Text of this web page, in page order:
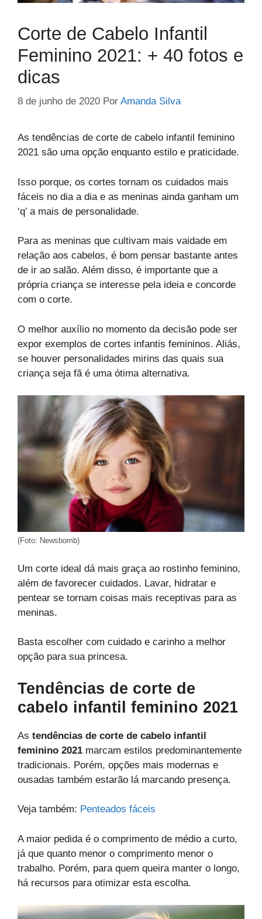
Corte de Cabelo Infantil
Feminino 2021: + 40 fotos e
dicas
8 de junho de 2020 Por Amanda Silva
As tendências de corte de cabelo infantil feminino
2021 são uma opção enquanto estilo e praticidade.
Isso porque, os cortes tornam os cuidados mais
fáceis no dia a dia e as meninas ainda ganham um
‘q’ a mais de personalidade.
Para as meninas que cultivam mais vaidade em
relação aos cabelos, é bom pensar bastante antes
de ir ao salão. Além disso, é importante que a
própria criança se interesse pela ideia e concorde
com o corte.
O melhor auxílio no momento da decisão pode ser
expor exemplos de cortes infantis femininos. Aliás,
se houver personalidades mirins das quais sua
criança seja fã é uma ótima alternativa.
(Foto: Newsbomb)
Um corte ideal dá mais graça ao rostinho feminino,
além de favorecer cuidados. Lavar, hidratar e
pentear se tornam coisas mais receptivas para as
meninas.
Basta escolher com cuidado e carinho a melhor
opção para sua princesa.
Tendências de corte de
cabelo infantil feminino 2021
As tendências de corte de cabelo infantil
feminino 2021 marcam estilos predominantemente
tradicionais. Porém, opções mais modernas e
ousadas também estarão lá marcando presença.
Veja também: Penteados fáceis
A maior pedida é o comprimento de médio a curto,
já que quanto menor o comprimento menor o
trabalho. Porém, para quem queira manter o longo,
há recursos para otimizar esta escolha.